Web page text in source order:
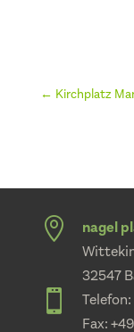
← Kirchplatz

nagel
32547
 Telefon:
Fax: